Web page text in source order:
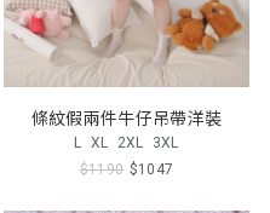
條紋假兩件牛仔吊帶洋裝
L XL 2XL 3XL
$1190 $1047